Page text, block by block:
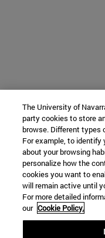
The University of
party cookies to store
browse. Different types
For example, to identify
about your browsing
personalize how the
cookies you want to
will remain active until
For more detailed
our Cookie Policy.